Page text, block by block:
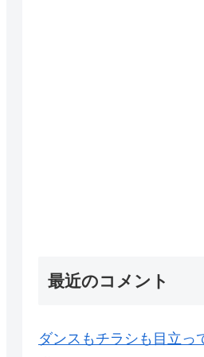
最近のコメント
ダンスもチラシも目立っ